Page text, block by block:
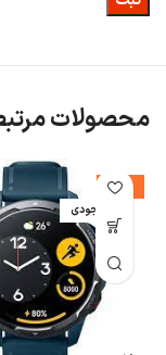
محصولات
-39%
اتمام موجودی